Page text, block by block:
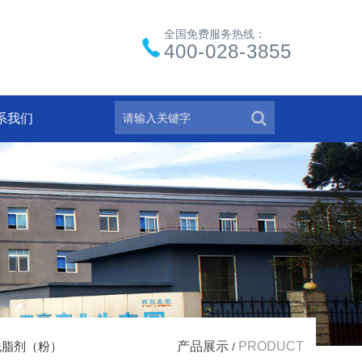
全国免费服务热线：
400-028-3855
我们
剂（粉） 产品展示 / PRODUCT